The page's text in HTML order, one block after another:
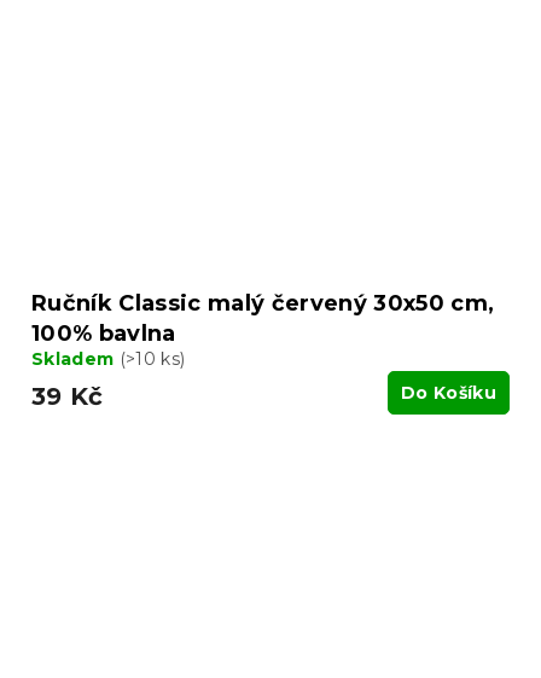
Ručník Classic malý červený 30x50 cm,
100% bavlna
Skladem (>10 ks)
39 Kč Do Košíku